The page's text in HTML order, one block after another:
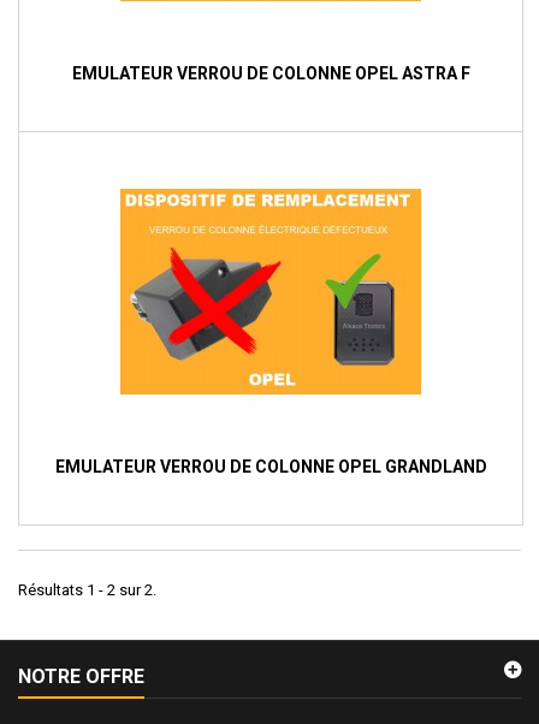
EMULATEUR VERROU DE COLONNE OPEL ASTRA F
EMULATEUR VERROU DE COLONNE OPEL GRANDLAND
Résultats 1 - 2 sur 2.
NOTRE OFFRE